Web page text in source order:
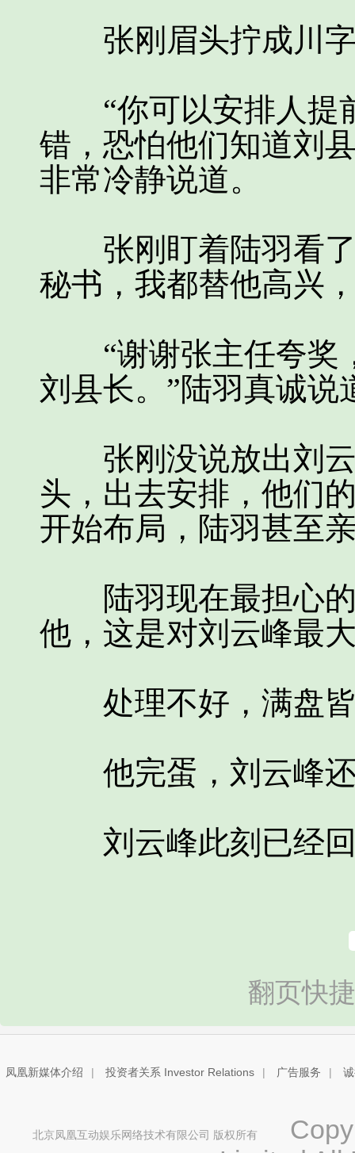
张刚眉头拧成川字
“你可以安排人提
错，恐怕他们知道刘
非常冷静说道。
张刚盯着陆羽看了
秘书，我都替他高兴
“谢谢张主任夸奖
刘县长。”陆羽真诚说
张刚没说放出刘云
头，出去安排，他们
开始布局，陆羽甚至
陆羽现在最担心的
他，这是对刘云峰最
处理不好，满盘
他完蛋，刘云峰还
刘云峰此刻已经回
翻页快
凤凰新媒体介绍 | 投资者关系 Investor Relations | 广告服务 |
北京凤凰互动娱乐网络技术有限公司 版权所有